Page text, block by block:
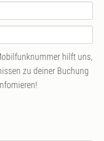
hilft uns,
zu deiner Buchung